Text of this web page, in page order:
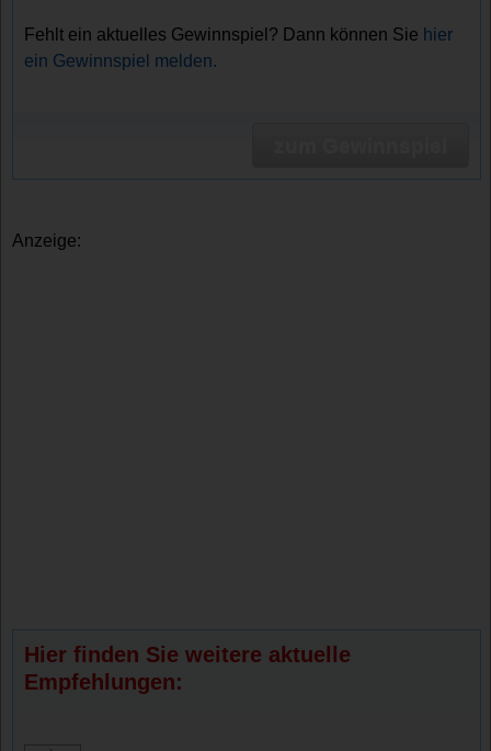
Fehlt ein aktuelles Gewinnspiel? Dann können Sie hier
ein Gewinnspiel melden.
Anzeige:
Hier finden Sie weitere aktuelle
Empfehlungen: